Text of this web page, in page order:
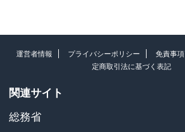
運営者情報 プライバシーポリシー 免責事項
定商取引法に基づく表記
関連サイト
総務省